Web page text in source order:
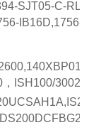
SJT05-C-
IB16D,1756-
ISH100/